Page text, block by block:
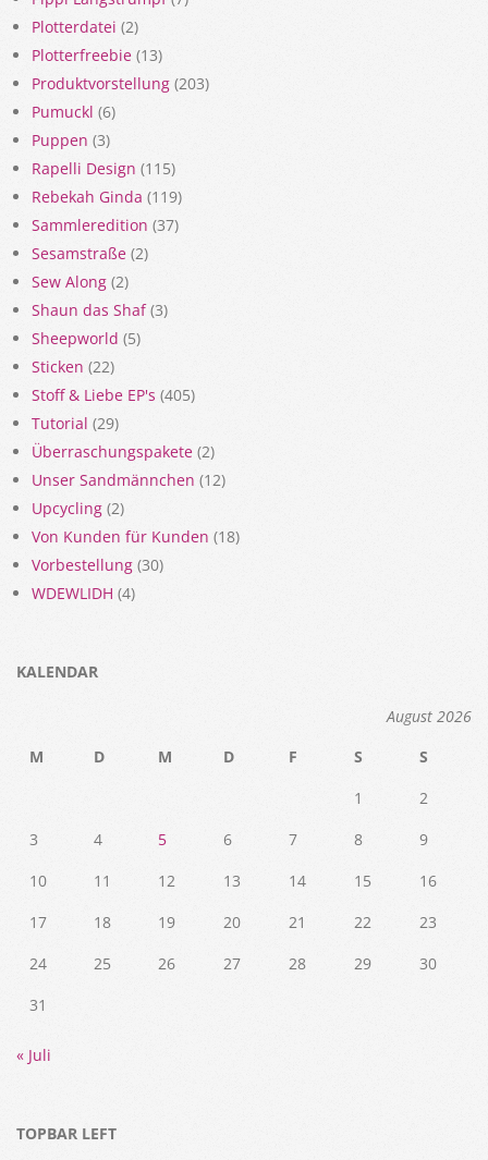
Plotterdatei (2)
Plotterfreebie (13)
Produktvorstellung (203)
Pumuckl (6)
Puppen (3)
Rapelli Design (115)
Rebekah Ginda (119)
Sammleredition (37)
Sesamstraße (2)
Sew Along (2)
Shaun das Shaf(3)
Sheepworld (5)
Sticken (22)
Stoff & Liebe EP's (405)
Tutorial (29)
Überraschungspakete (2)
Unser Sandmännchen (12)
Upcycling (2)
Von Kunden für Kunden (18)
Vorbestellung (30)
WDEWLIDH (4)
KALENDAR
August 2026
M
D M D F S
S
1
2
3
4 5 6 7 8
9
10
11 12 13 14 15
16
17
18 19 20 21 22
23
24
25 26 27 28 29
30
31
« Juli
TOPBAR LEFT